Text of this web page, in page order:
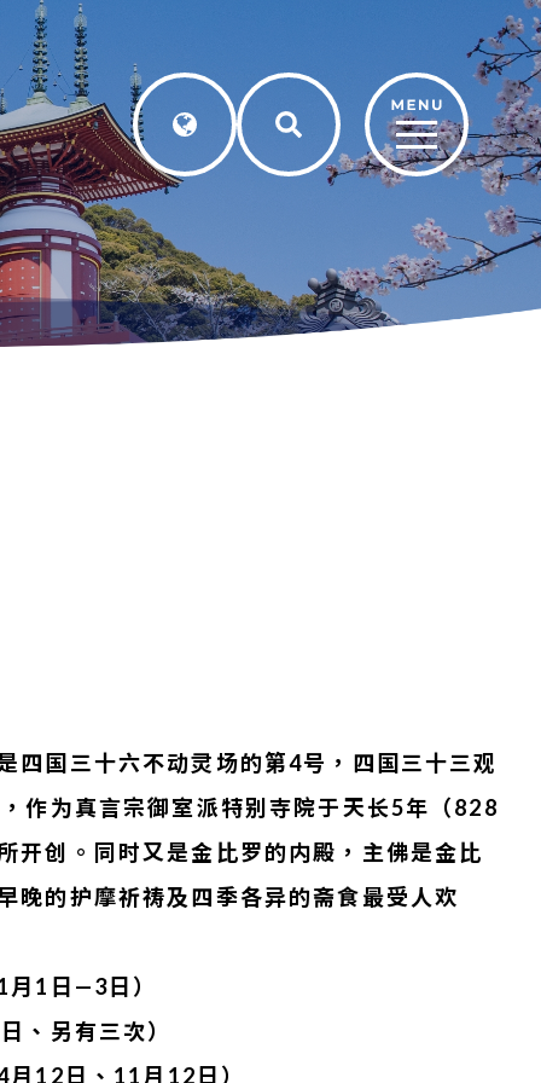
四国三十六不动灵场的第4号，四国三十三观
作为真言宗御室派特别寺院于天长5年（828
开创。同时又是金比罗的内殿，主佛是金比
晚的护摩祈祷及四季各异的斋食最受人欢
月1日—3日）
、另有三次）
12日、11月12日）